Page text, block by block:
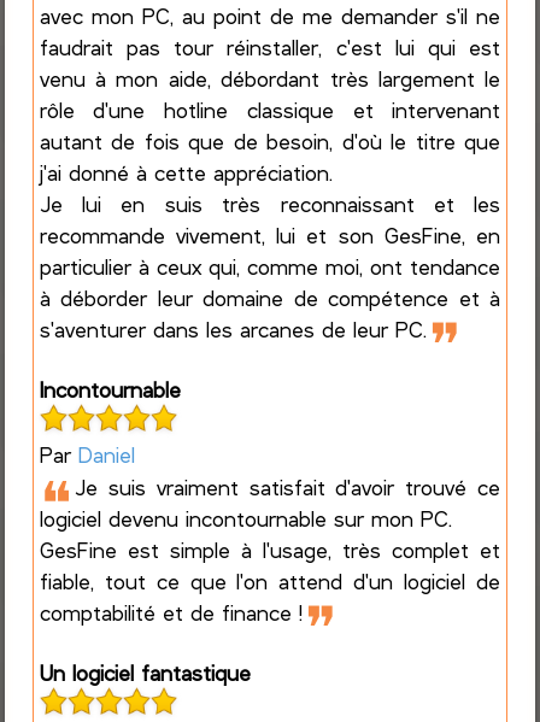
avec mon PC, au point de me demander s'il ne
faudrait pas tour réinstaller, c'est lui qui est
venu à mon aide, débordant très largement le
rôle d'une hotline classique et intervenant
autant de fois que de besoin, d'où le titre que
j'ai donné à cette appréciation.
Je lui en suis très reconnaissant et les
recommande vivement, lui et son GesFine, en
particulier à ceux qui, comme moi, ont tendance
à déborder leur domaine de compétence et à
s'aventurer dans les arcanes de leur PC. ❞
Incontournable
Par Daniel
❝Je suis vraiment satisfait d'avoir trouvé ce
logiciel devenu incontournable sur mon PC.
GesFine est simple à l'usage, très complet et
fiable, tout ce que l'on attend d'un logiciel de
comptabilité et de finance ! ❞
Un logiciel fantastique